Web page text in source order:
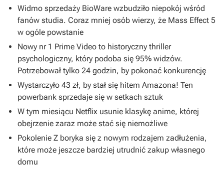
Widmo sprzedaży BioWare wzbudziło niepokój wśród
fanów studia. Coraz mniej osób wierzy, że Mass Effect 5
w ogóle powstanie
Nowy nr 1 Prime Video to historyczny thriller
psychologiczny, który podoba się 95% widzów.
Potrzebował tylko 24 godzin, by pokonać konkurencję
Wystarczyło 43 zł, by stał się hitem Amazona! Ten
powerbank sprzedaje się w setkach sztuk
W tym miesiącu Netflix usunie klasykę anime, której
obejrzenie zaraz może stać się niemożliwe
Pokolenie Z boryka się z nowym rodzajem zadłużenia,
które może jeszcze bardziej utrudnić zakup własnego
domu